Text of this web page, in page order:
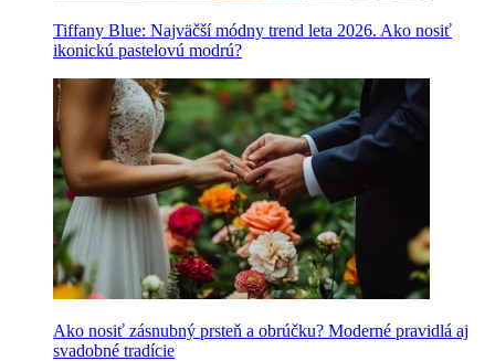
Tiffany Blue: Najväčší módny trend leta 2026. Ako nosiť
ikonickú pastelovú modrú?
Ako nosiť zásnubný prsteň a obrúčku? Moderné pravidlá aj
svadobné tradície